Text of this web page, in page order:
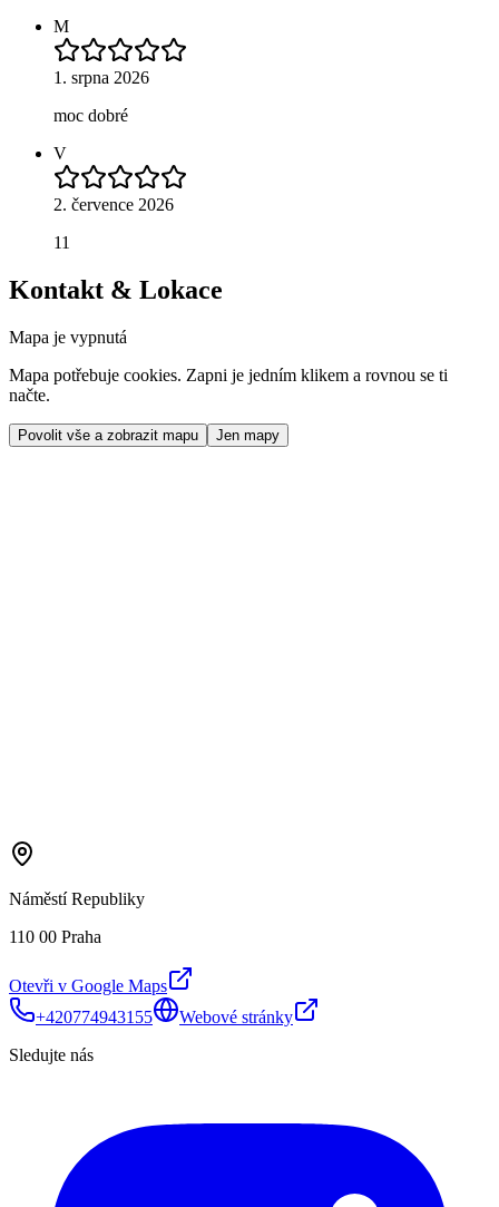
M
1. srpna 2026
moc dobré
V
2. července 2026
11
Kontakt & Lokace
Mapa je vypnutá
Mapa potřebuje cookies. Zapni je jedním klikem a rovnou se ti
načte.
Povolit vše a zobrazit mapu Jen mapy
Náměstí Republiky
110 00 Praha
Otevři v Google Maps
+420774943155
Webové stránky
Sledujte nás